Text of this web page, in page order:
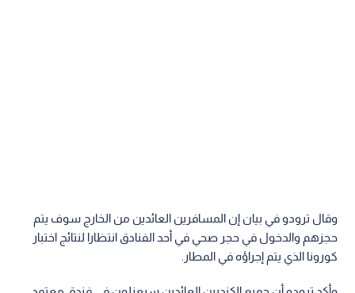
وقال ترودو في بيان إن المسافرين العائدين من الخارج سوف يتم
حجزهم والدخول في حجر صحي في أحد الفنادق انتظارا لنتائج اختبار
كورونا الذي يتم إجراؤه في المطار.